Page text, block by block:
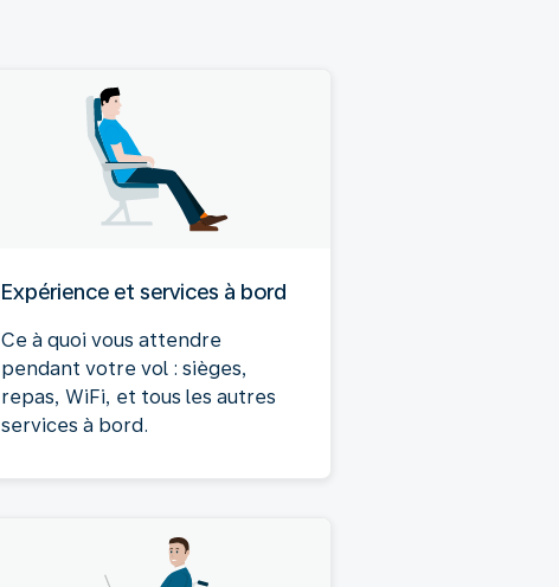
Expérience et services à bord
Ce à quoi vous attendre
pendant votre vol : sièges,
repas, WiFi, et tous les autres
services à bord.